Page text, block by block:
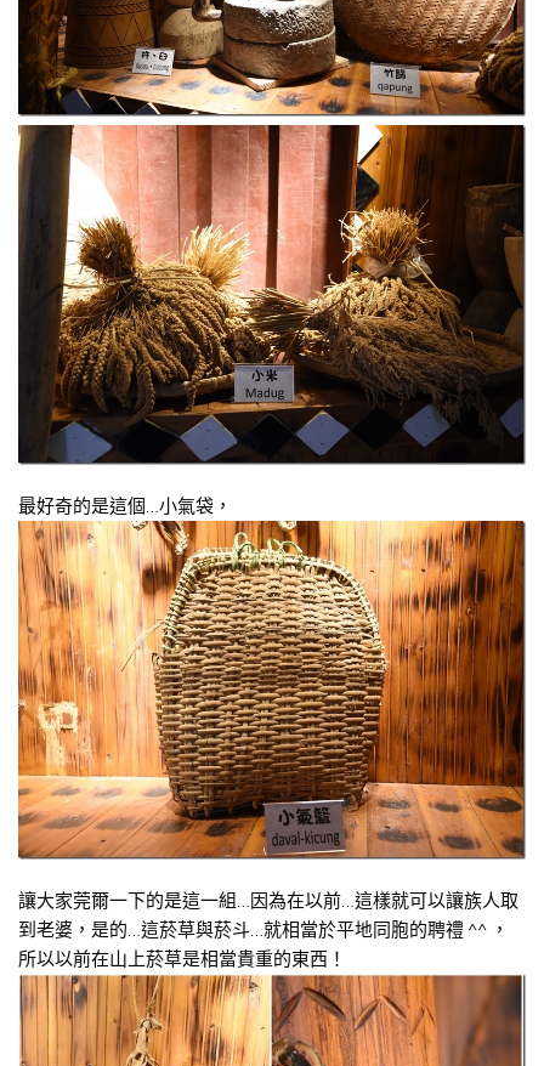
最好奇的是這個…小氣袋，
讓大家莞爾一下的是這一組…因為在以前…這樣就可以讓族人取
到老婆，是的…這菸草與菸斗…就相當於平地同胞的聘禮 ^^ ，
所以以前在山上菸草是相當貴重的東西！